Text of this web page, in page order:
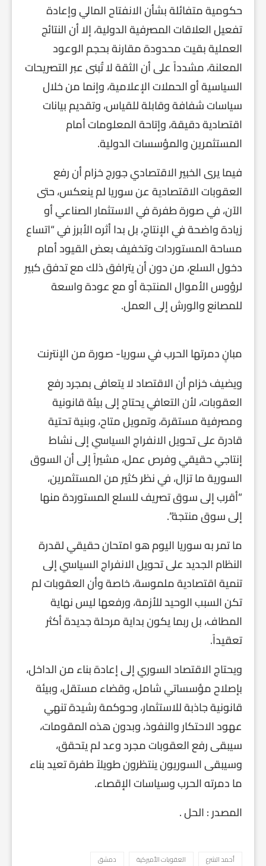
حكومية متفائلة بشأن الانفتاح المالي وإعادة
تفعيل العلاقات المصرفية الدولية، إلا أن النتائج
العملية بقيت محدودة مقارنة بحجم الوعود
المعلنة، مشدداً على أن الثقة لا تُبنى عبر التصريحات
السياسية أو الحملات الإعلامية، وإنما من خلال
سياسات شفافة وقابلة للقياس، وتقديم بيانات
اقتصادية دقيقة، وإتاحة المعلومات أمام
المستثمرين والمؤسسات الدولية.
فيما يرى الخبير الاقتصادي جورج خزام أن رفع
العقوبات الاقتصادية عن سوريا لم ينعكس، حتى
الآن، في صورة طفرة في الاستثمار الصناعي أو
زيادة واضحة في الإنتاج، بل بدا أثره الأبرز في “اتساع
مساحة المستوردات وتخفيف بعض القيود أمام
دخول السلع، من دون أن يترافق ذلك مع تدفق كبير
لرؤوس الأموال المنتجة أو مع عودة واسعة
للمصانع والورش إلى العمل.
مبانٍ دمرتها الحرب في سوريا- صورة من الإنترنت
ويضيف خزام أن الاقتصاد لا يتعافى بمجرد رفع
العقوبات، لأن التعافي يحتاج إلى بيئة قانونية
ومصرفية مستقرة، وتمويل متاح، وبنية تحتية
قادرة على تحويل الانفراج السياسي إلى نشاط
إنتاجي حقيقي وفرص عمل، مشيراً إلى أن السوق
السورية ما تزال، في نظر كثير من المستثمرين،
“أقرب إلى سوق تصريف للسلع المستوردة منها
إلى سوق منتجة”.
ما تمر به سوريا اليوم هو امتحان حقيقي لقدرة
النظام الجديد على تحويل الانفراج السياسي إلى
تنمية اقتصادية ملموسة، خاصة وأن العقوبات لم
تكن السبب الوحيد للأزمة، ورفعها ليس نهاية
المطاف، بل ربما يكون بداية مرحلة جديدة أكثر
تعقيداً.
ويحتاج الاقتصاد السوري إلى إعادة بناء من الداخل،
بإصلاح مؤسساتي شامل، وقضاء مستقل، وبيئة
قانونية جاذبة للاستثمار، وحوكمة رشيدة تنهي
عهود الاحتكار والنفوذ، وبدون هذه المقومات،
سيبقى رفع العقوبات مجرد وعد لم يتحقق،
وسيبقى السوريون ينتظرون طويلاً طفرة تعيد بناء
ما دمرته الحرب وسياسات الإقصاء.
المصدر : الحل .
أحمد الشرع العقوبات الأميركية دمشق